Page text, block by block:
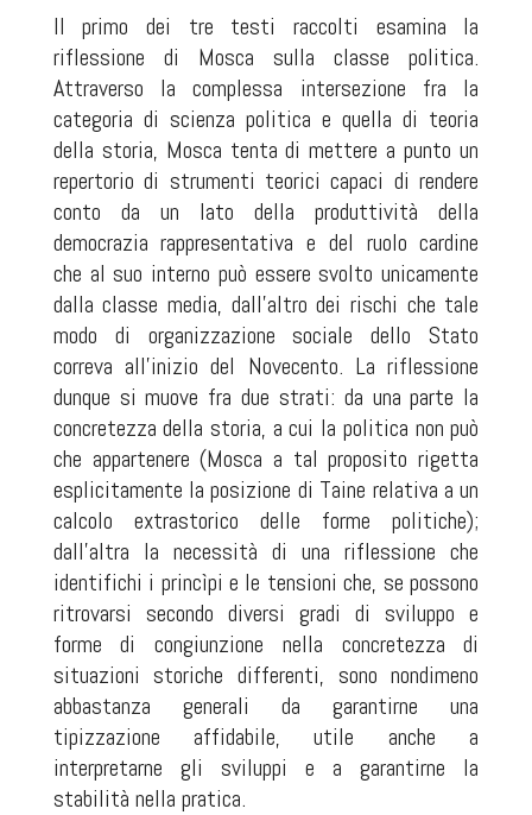
Il primo dei tre testi raccolti esamina la
riflessione di Mosca sulla classe politica.
Attraverso la complessa intersezione fra la
categoria di scienza politica e quella di teoria
della storia, Mosca tenta di mettere a punto un
repertorio di strumenti teorici capaci di rendere
conto da un lato della produttività della
democrazia rappresentativa e del ruolo cardine
che al suo interno può essere svolto unicamente
dalla classe media, dall’altro dei rischi che tale
modo di organizzazione sociale dello Stato
correva all’inizio del Novecento. La riflessione
dunque si muove fra due strati: da una parte la
concretezza della storia, a cui la politica non può
che appartenere (Mosca a tal proposito rigetta
esplicitamente la posizione di Taine relativa a un
calcolo extrastorico delle forme politiche);
dall’altra la necessità di una riflessione che
identifichi i princìpi e le tensioni che, se possono
ritrovarsi secondo diversi gradi di sviluppo e
forme di congiunzione nella concretezza di
situazioni storiche differenti, sono nondimeno
abbastanza generali da garantirne una
tipizzazione affidabile, utile anche a
interpretarne gli sviluppi e a garantirne la
stabilità nella pratica.